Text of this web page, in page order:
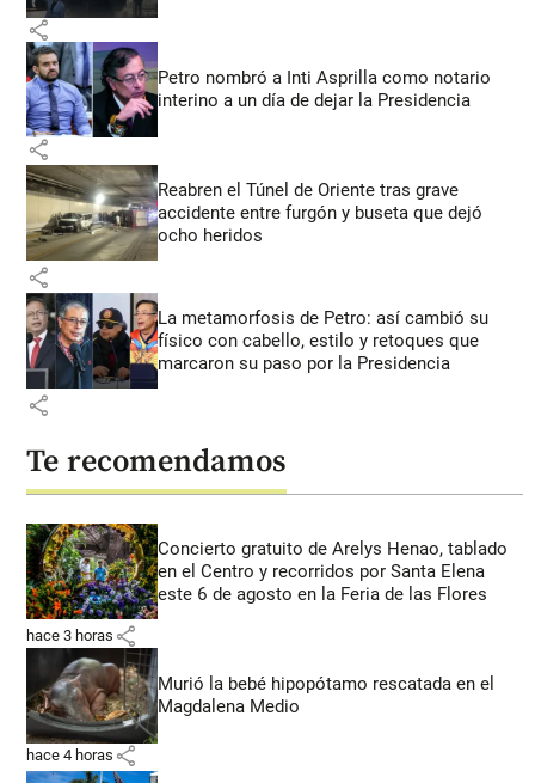
share
Petro nombró a Inti Asprilla como notario
interino a un día de dejar la Presidencia
share
Reabren el Túnel de Oriente tras grave
accidente entre furgón y buseta que dejó
ocho heridos
share
La metamorfosis de Petro: así cambió su
físico con cabello, estilo y retoques que
marcaron su paso por la Presidencia
share
Te recomendamos
Concierto gratuito de Arelys Henao, tablado
en el Centro y recorridos por Santa Elena
este 6 de agosto en la Feria de las Flores
hace 3 horas share
Murió la bebé hipopótamo rescatada en el
Magdalena Medio
hace 4 horas share